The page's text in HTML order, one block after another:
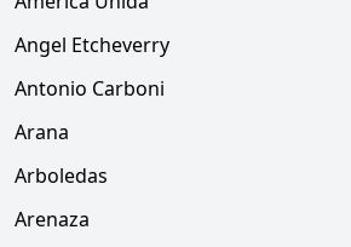
Angel Etcheverry
Antonio Carboni
Arana
Arboledas
Arenaza